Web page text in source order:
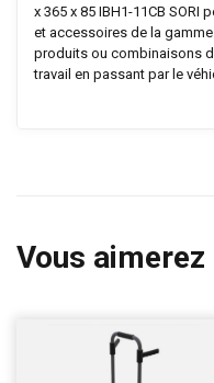
x 365 x 85 IBH1-11CB
et accessoires de la
produits ou combinaisons
travail en passant par le
Vous